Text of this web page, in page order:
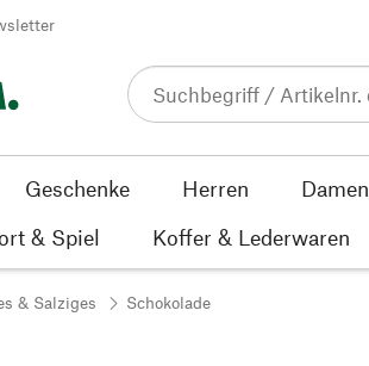
Geschenke Herren Damen
& Spiel
Koffer & Lederwaren
& Salziges Schokolade